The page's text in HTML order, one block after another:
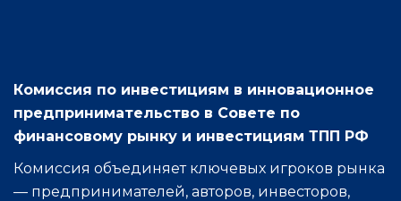
Комиссия по инвестициям в инновационное
предпринимательство в Совете по
финансовому рынку и инвестициям ТПП РФ
Комиссия объединяет ключевых игроков рынка
— предпринимателей, авторов, инвесторов,